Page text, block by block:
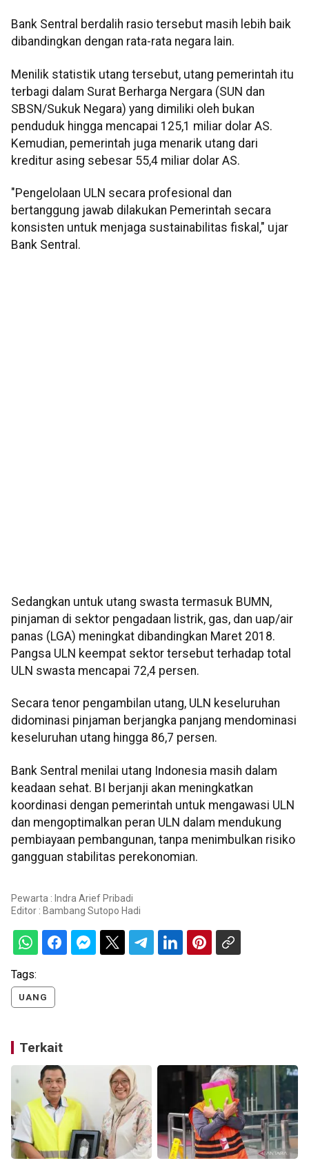
Bank Sentral berdalih rasio tersebut masih lebih baik
dibandingkan dengan rata-rata negara lain.
Menilik statistik utang tersebut, utang pemerintah itu
terbagi dalam Surat Berharga Nergara (SUN dan
SBSN/Sukuk Negara) yang dimiliki oleh bukan
penduduk hingga mencapai 125,1 miliar dolar AS.
Kemudian, pemerintah juga menarik utang dari
kreditur asing sebesar 55,4 miliar dolar AS.
"Pengelolaan ULN secara profesional dan
bertanggung jawab dilakukan Pemerintah secara
konsisten untuk menjaga sustainabilitas fiskal," ujar
Bank Sentral.
Sedangkan untuk utang swasta termasuk BUMN,
pinjaman di sektor pengadaan listrik, gas, dan uap/air
panas (LGA) meningkat dibandingkan Maret 2018.
Pangsa ULN keempat sektor tersebut terhadap total
ULN swasta mencapai 72,4 persen.
Secara tenor pengambilan utang, ULN keseluruhan
didominasi pinjaman berjangka panjang mendominasi
keseluruhan utang hingga 86,7 persen.
Bank Sentral menilai utang Indonesia masih dalam
keadaan sehat. BI berjanji akan meningkatkan
koordinasi dengan pemerintah untuk mengawasi ULN
dan mengoptimalkan peran ULN dalam mendukung
pembiayaan pembangunan, tanpa menimbulkan risiko
gangguan stabilitas perekonomian.
Pewarta : Indra Arief Pribadi
Editor : Bambang Sutopo Hadi
Tags:
UANG
Terkait